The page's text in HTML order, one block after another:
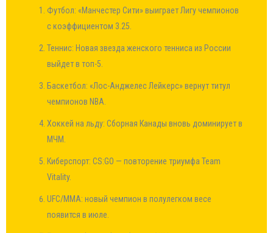
Футбол: «Манчестер Сити» выиграет Лигу чемпионов
с коэффициентом 3.25.
Теннис: Новая звезда женского тенниса из России
выйдет в топ-5.
Баскетбол: «Лос-Анджелес Лейкерс» вернут титул
чемпионов NBA.
Хоккей на льду: Сборная Канады вновь доминирует в
МЧМ.
Киберспорт: CS:GO — повторение триумфа Team
Vitality.
UFC/MMA: новый чемпион в полулегком весе
появится в июле.